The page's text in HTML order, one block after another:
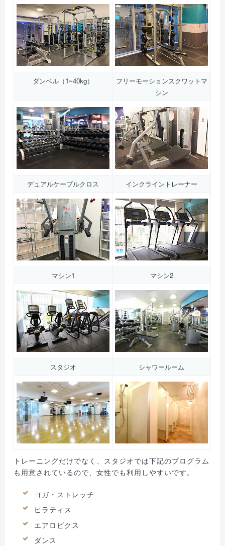
ダンベル（1~40kg）
フリーモーションスクワットマ
シン
デュアルケーブルクロス インクライントレーナー
マシン1 マシン2
スタジオ シャワールーム
トレーニングだけでなく、スタジオでは下記のプログラム
も用意されているので、女性でも利用しやすいです。
ヨガ・ストレッチ
ピラティス
エアロビクス
ダンス